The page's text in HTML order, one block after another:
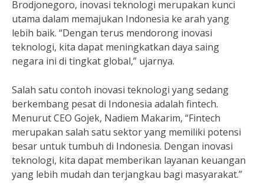
Brodjonegoro, inovasi teknologi merupakan kunci
utama dalam memajukan Indonesia ke arah yang
lebih baik. “Dengan terus mendorong inovasi
teknologi, kita dapat meningkatkan daya saing
negara ini di tingkat global,” ujarnya.
Salah satu contoh inovasi teknologi yang sedang
berkembang pesat di Indonesia adalah fintech.
Menurut CEO Gojek, Nadiem Makarim, “Fintech
merupakan salah satu sektor yang memiliki potensi
besar untuk tumbuh di Indonesia. Dengan inovasi
teknologi, kita dapat memberikan layanan keuangan
yang lebih mudah dan terjangkau bagi masyarakat.”